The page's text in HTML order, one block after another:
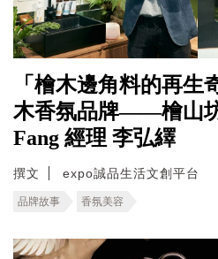
「檜木邊角料的再生
木香氛品牌——檜山
Fang 經理 李弘繹
撰文 expo誠品生活文創平台
品牌故事 香氛美容